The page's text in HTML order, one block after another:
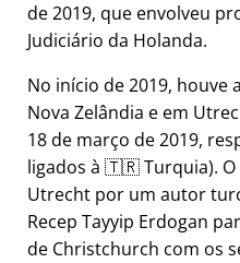
de 2019, que envolveu
Judiciário da Holanda.
No início de 2019,
Nova Zelândia e em
18 de março de 2019,
ligados à 🇹🇷 Turquia). O
Utrecht por um autor
Recep Tayyip Erdogan
de Christchurch com os